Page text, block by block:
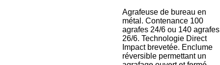
Agrafeuse de bureau en
métal. Contenance 100
agrafes 24/6 ou 140 agrafes
26/6. Technologie Direct
Impact brevetée. Enclume
réversible permettant un